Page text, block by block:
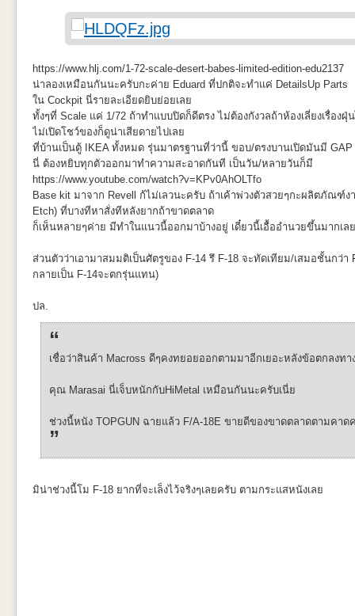
ท่าจัดตามหน้ากล่องของ MG
หน่อยให้เหลือแต่แกน บางทีอาจให้ไว้เพื่อไว้ปรับพับขึ้น/ลงได้มั๊ง
แต่เนื่องจากแกนมันเป็นแค่ plastic บางๆตอนยัดเข้าไปมันฝืดที่มุมนอก ผล
นิดหน่อยก้พอได้อยู่
วันนี้ยังดูอยู่ว่าถ้าไม่ติดอะไร อาจเอามาปิดด้านในแล้วพ่นสีพื้นลำตัวขาวอ
หน้าจะมาเพิ่มเติมครับ
https://www.hlj.com/1-72-scale-desert-babes-limited-edition-edu2137
น่าลองเหมือนกันนะครับกะค่าย Eduard ที่ปกติจะทำแค่ DetailsUp Parts
ใน Cockpit นี่รายละเอียดยิบย่อยเลย
ทั้งๆที่ Scale แค่ 1/72 ถ้าทำแบบปิดก็ดีตรง ไม่ต้องกังวลถ้าห้องเลี่ยงเรื่อง
ไม่เปิดโชว์ของก็ดูน่าเสียดายไปเลย
ที่บ้านเป็นตู้ IKEA ทั้งหมด รุ่นมาตรฐานที่ว่านี้ ขอบ/ตรงบานเปิดมันมี
นี่ ต้องหยิบทุกตัวออกมาทำความสะอาดกันที เป็นวัน/หลายวันก็มี
https://www.youtube.com/watch?v=KPv0AhOLTfo
Base kit มาจาก Revell ก้ไม่เลวนะครับ ถ้าเค้าพ่วงตัวสวยๆกะผลิตภัณฑ์ง
Etch) ที่บางทีหาสั่งทีหลังยากถ้าขาดตลาด
ก็เห็นหลายๆค่าย มีทำในแนวนี้ออกมาบ้างอยู่ เดี๋ยวนี้เอื้ออำนวยขึ้นมากเล
ส่วนตัวว่าเอามาสมมติเป็นศัตรูของ F-14 รึ F-18 จะทัดเทียม/เสมอชั้นกว่
กลายเป็น F-14จะตกรุ่นแทน)
ปล.
เชื่อว่าสินค้า Macross ดีๆคงทยอยออกตามมาอีกเยอะหลังข้อตกลงท
คุณ Marasai นี่เจ็บหนักกับHiMetal เหมือนกันนะครับเนี่ย
ช่วงนี้หนัง TOPGUN ฉายแล้ว F/A-18E ขายดีของขาดตลาดตามคาด
มิน่าช่วงนี้โม F-18 ยากที่จะเล็งไว้จริงๆเลยครับ ตามกระแสหนังเลย